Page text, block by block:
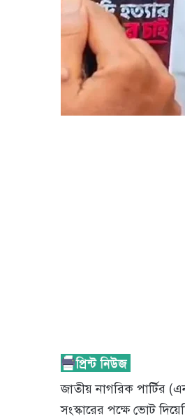
জাতীয় নাগরিক পার্টির
সংস্কারের পক্ষে ভোট